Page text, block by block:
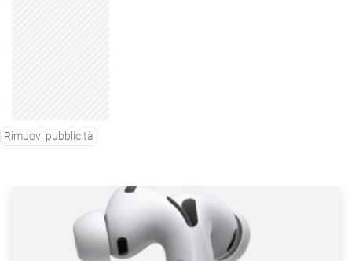
Rimuovi pubblicità